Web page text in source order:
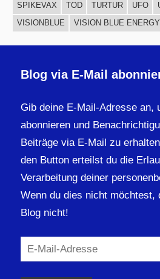
SPIKEVAX
TOD TURTUR UFO
VISIONBLUE
VISION BLUE ENERGY
Blog via E-Mail
Gib deine E-Mail-Adresse an,
abonnieren und
Beiträge via E-Mail zu
den Button erteilst du die
Verarbeitung deiner
Wenn du dies nicht möchtest,
Blog nicht!
E-
Mail-